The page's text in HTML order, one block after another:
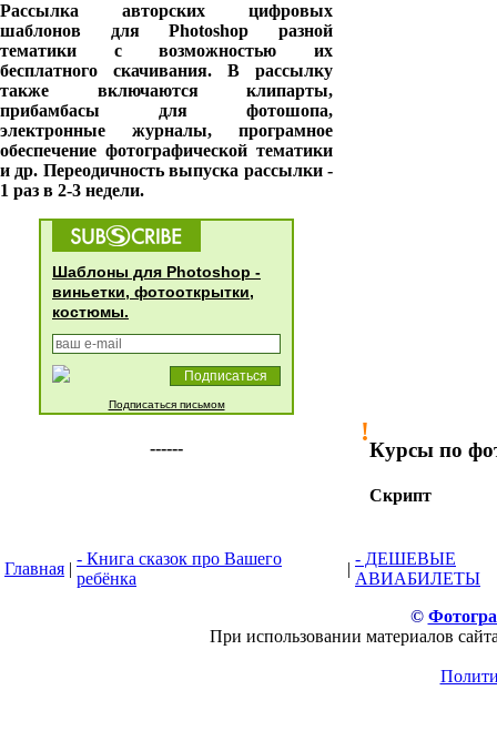
Рассылка авторских цифровых
шаблонов для Photoshop разной
тематики с возможностью их
бесплатного скачивания. В рассылку
также включаются клипарты,
прибамбасы для фотошопа,
электронные журналы, програмное
обеспечение фотографической тематики
и др. Переодичность выпуска рассылки -
1 раз в 2-3 недели.
Шаблоны для Photoshop -
виньетки, фотооткрытки,
костюмы.
Подписаться письмом
------
!
Курсы по
Скрипт
Главная |
- Книга сказок про Вашего
ребёнка
|
- ДЕШЕВЫЕ
АВИАБИЛЕТЫ
©
При использовании материалов